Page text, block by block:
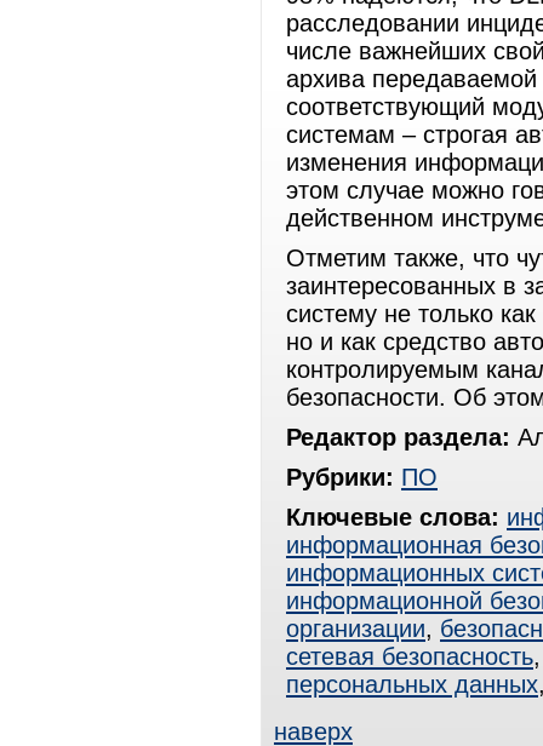
расследовании
числе важнейших
архива
соответствующий
системам – строгая
изменения
этом случае можно
действенном
Отметим также, что
заинтересованных в
систему не только
но и как средство
контролируемым
безопасности. Об
Редактор раздела:
Рубрики: ПО
Ключевые слова:
информационная
информационных
информационной
организации,
сетевая безопасность
персональных данных
наверх